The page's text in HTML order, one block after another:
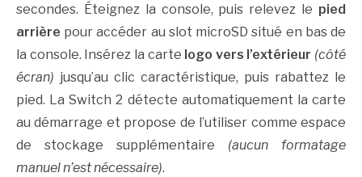
secondes. Éteignez la console, puis relevez le pied
arrière pour accéder au slot microSD situé en bas de
la console. Insérez la carte logo vers l’extérieur (côté
écran) jusqu’au clic caractéristique, puis rabattez le
pied. La Switch 2 détecte automatiquement la carte
au démarrage et propose de l’utiliser comme espace
de stockage supplémentaire (aucun formatage
manuel n’est nécessaire).